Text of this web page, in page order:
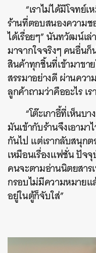
“เราไม่ได้มีโจทย์
ร้านที่ตอบสนองความช
ได้เรื่อยๆ” นันทวัฒน์เล่
มาจากใจจริงๆ คนอื่น
สินค้าทุกชิ้นที่เข้ามาขา
สรรมาอย่างดี ผ่านคว
ลูกค้าถามว่าคืออะไร เ
“โต๊ะเกาอี้ที่เห็นบ
มันเข้ากับร้านจึงเอาม
กันไป แต่เรากลับสนุกต
เหมือนเรื่องแฟชั่น ปัจ
คนจะตามอ่านนิตยสาร
กรอบไม่มีความหมายแ
อยู่ในตู้ก็จับใส่”